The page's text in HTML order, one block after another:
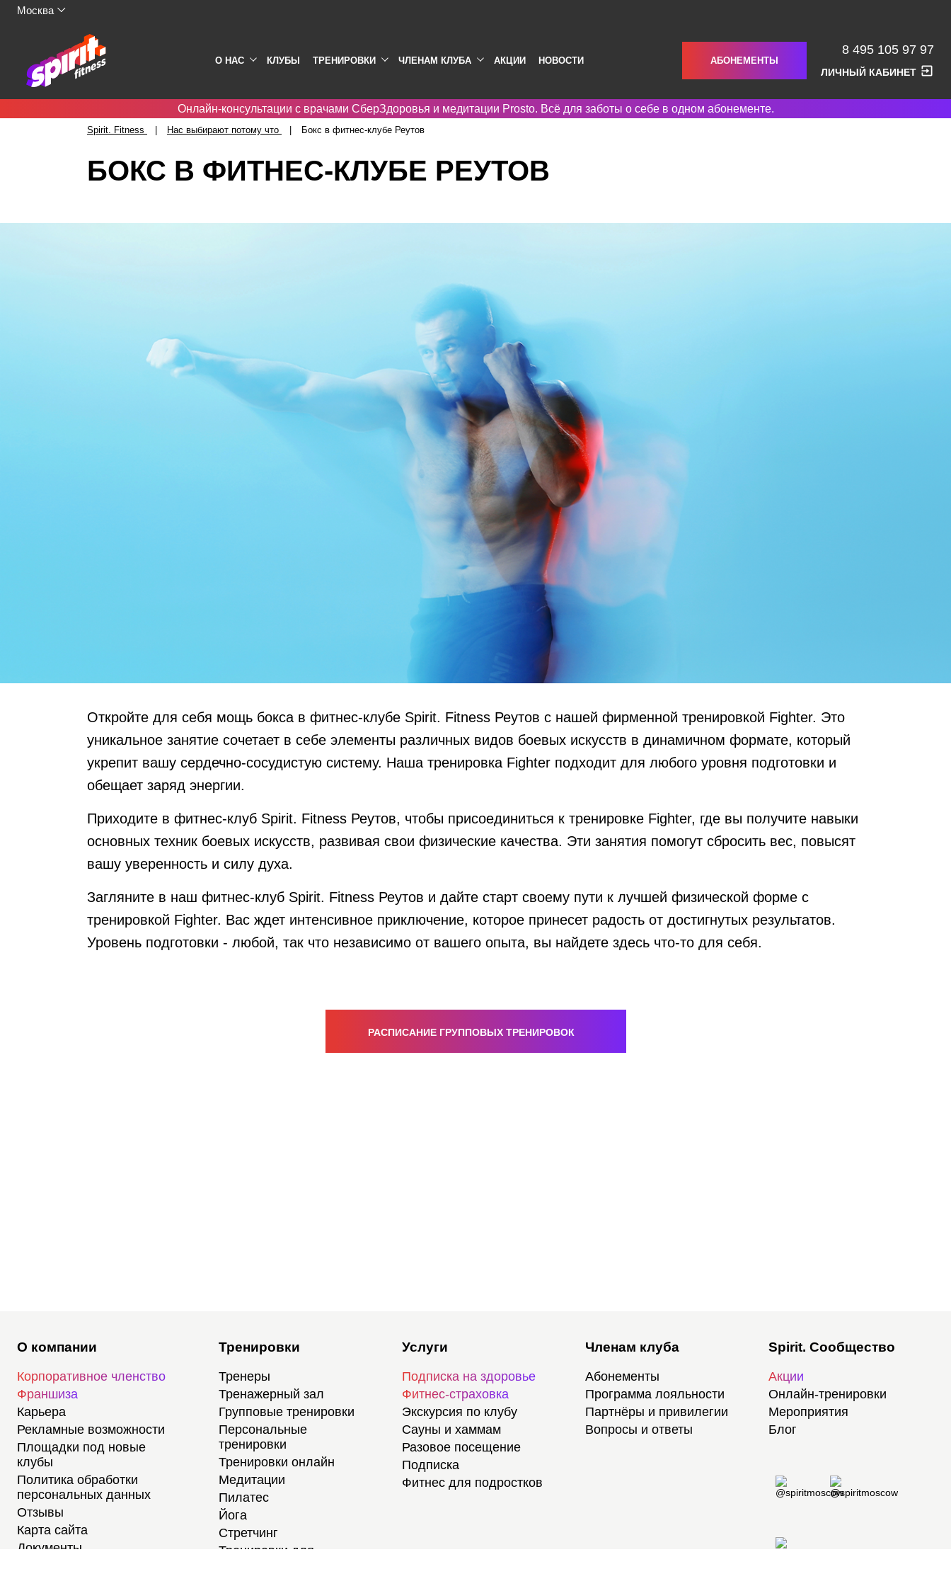
Москва
О НАС КЛУБЫ ТРЕНИРОВКИ ЧЛЕНАМ КЛУБА АКЦИИ НОВОСТИ АБОНЕМЕНТЫ
8 495 105 97 97
ЛИЧНЫЙ КАБИНЕТ
Онлайн-консультации с врачами СберЗдоровья и медитации Prosto. Всё для заботы о себе в одном абонементе.
Spirit. Fitness Нас выбирают потому что Бокс в фитнес-клубе Реутов
БОКС В ФИТНЕС-КЛУБЕ РЕУТОВ
Откройте для себя мощь бокса в фитнес-клубе Spirit. Fitness Реутов с нашей фирменной тренировкой Fighter. Это
уникальное занятие сочетает в себе элементы различных видов боевых искусств в динамичном формате, который
укрепит вашу сердечно-сосудистую систему. Наша тренировка Fighter подходит для любого уровня подготовки и
обещает заряд энергии.
Приходите в фитнес-клуб Spirit. Fitness Реутов, чтобы присоединиться к тренировке Fighter, где вы получите навыки
основных техник боевых искусств, развивая свои физические качества. Эти занятия помогут сбросить вес, повысят
вашу уверенность и силу духа.
Загляните в наш фитнес-клуб Spirit. Fitness Реутов и дайте старт своему пути к лучшей физической форме с
тренировкой Fighter. Вас ждет интенсивное приключение, которое принесет радость от достигнутых результатов.
Уровень подготовки - любой, так что независимо от вашего опыта, вы найдете здесь что-то для себя.
РАСПИСАНИЕ ГРУППОВЫХ ТРЕНИРОВОК
О компании
Корпоративное членство
Франшиза
Карьера
Рекламные возможности
Площадки под новые
клубы
Политика обработки
персональных данных
Отзывы
Карта сайта
Документы
Тренировки
Тренеры
Тренажерный зал
Групповые тренировки
Персональные
тренировки
Тренировки онлайн
Медитации
Пилатес
Йога
Стретчинг
Тренировки для
Услуги
Подписка на здоровье
Фитнес-страховка
Экскурсия по клубу
Сауны и хаммам
Разовое посещение
Подписка
Фитнес для подростков
Членам клуба
Абонементы
Программа лояльности
Партнёры и привилегии
Вопросы и ответы
Spirit. Сообщество
Акции
Онлайн-тренировки
Мероприятия
Блог